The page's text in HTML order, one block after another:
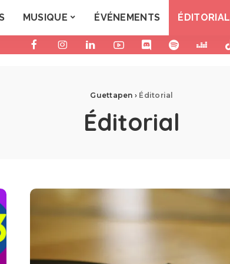
MUSIQUE ÉVÉNEMENTS ÉDITORIAL
Guettapen › Éditorial
Éditorial